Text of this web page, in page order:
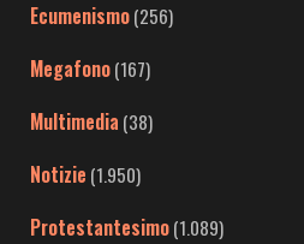
Ecumenismo(256)
Megafono(167)
Multimedia (38)
Notizie (1.950)
Protestantesimo(1.089)